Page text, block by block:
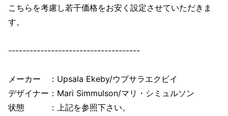
こちらを考慮し若干価格をお安く設定させていただきま
す。
-------------------------------------
メーカー ：Upsala Ekeby/ウプサラエクビイ
デザイナー：Mari Simmulson/マリ・シミュルソン
状態 ：上記を参照下さい。